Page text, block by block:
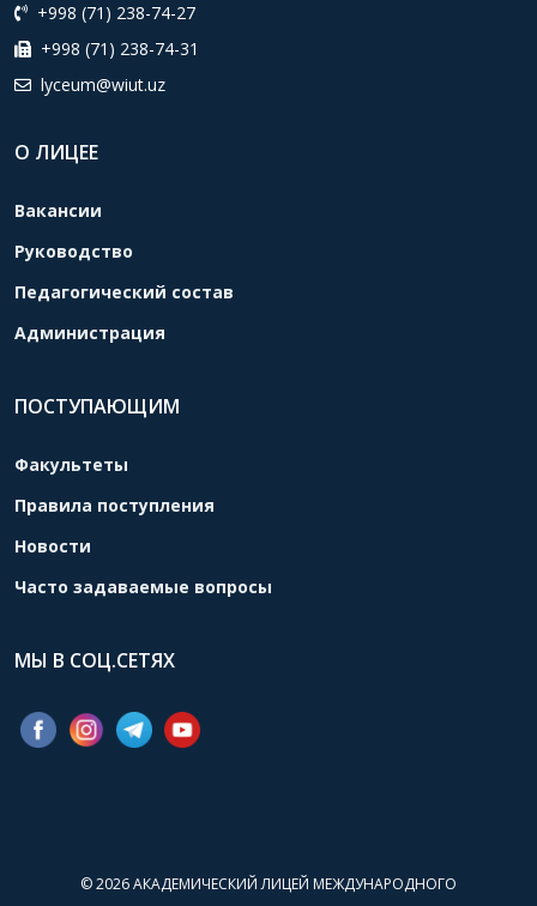
+998 (71) 238-74-27
+998 (71) 238-74-31
lyceum@wiut.uz
О ЛИЦЕЕ
Вакансии
Руководство
Педагогический состав
Администрация
ПОСТУПАЮЩИМ
Факультеты
Правила поступления
Новости
Часто задаваемые вопросы
МЫ В СОЦ.СЕТЯХ
© 2026АКАДЕМИЧЕСКИЙ ЛИЦЕЙ МЕЖДУНАРОДНОГО